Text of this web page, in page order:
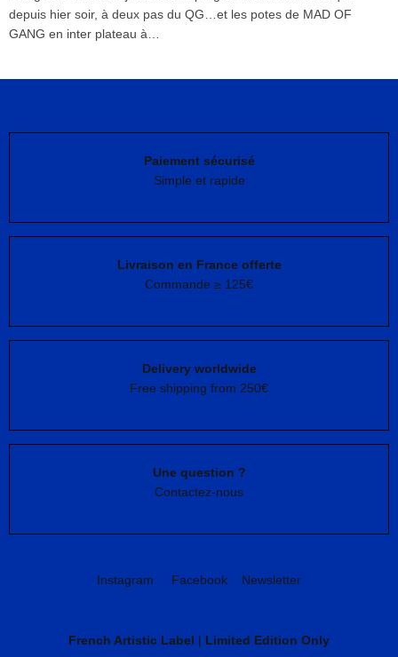
depuis hier soir, à deux pas du QG…et les potes de MAD OF
GANG en inter plateau à…
Paiement sécurisé
Simple et rapide
Livraison en France offerte
Commande ≥ 125€
Delivery worldwide
Free shipping from 250€
Une question ?
Contactez-nous
Instagram Facebook Newsletter
French Artistic Label | Limited Edition Only